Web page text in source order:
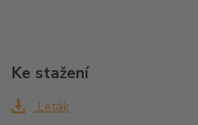
Ke stažení
Leták